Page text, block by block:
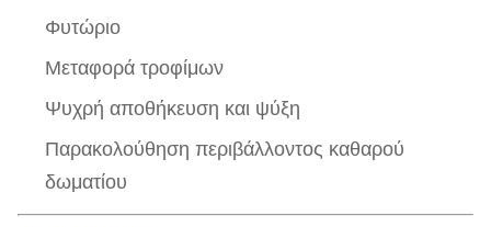
Φυτώριο
Μεταφορά τροφίμων
Ψυχρή αποθήκευση και ψύξη
Παρακολούθηση περιβάλλοντος καθαρού
δωματίου